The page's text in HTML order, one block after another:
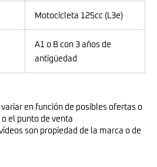
Motocicleta 125cc (L3e)
A1 o B con 3 años de
antigüedad
en función de posibles ofertas o
el punto de venta
son propiedad de la marca o de